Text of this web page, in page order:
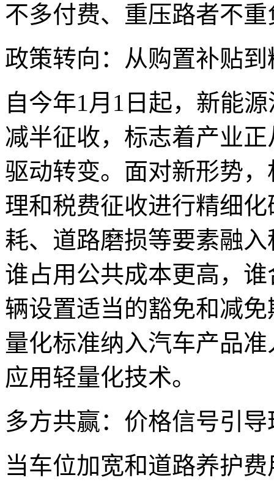
不多付费、重压路者不
政策转向：从购置补贴
自今年1月1日起，新能
减半征收，标志着产业
驱动转变。面对新形势
理和税费征收进行精细
耗、道路磨损等要素融
谁占用公共成本更高，
辆设置适当的豁免和减
量化标准纳入汽车产品
应用轻量化技术。
多方共赢：价格信号引
当车位加宽和道路养护